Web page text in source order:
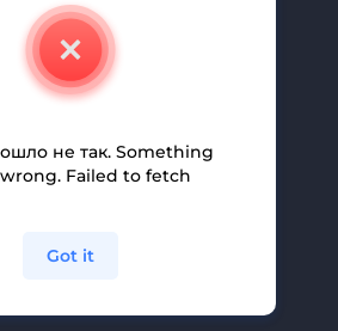
С Нами
И Поддержка
Программа
Конфиденциальности
не так. Something
Failed to fetch
Got it